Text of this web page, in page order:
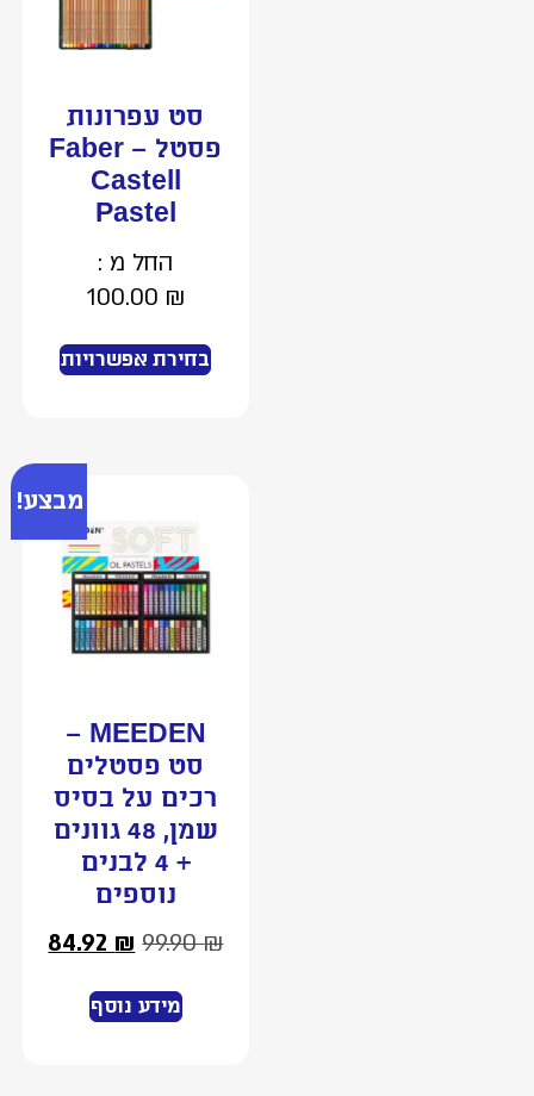
סט עפרונות
פסטל – Faber
Castell
Pastel
החל מ :
100.00₪
בחירת אפשרויות
מבצע!
MEEDEN –
סט פסטלים
רכים על בסיס
שמן, 48 גוונים
+ 4 לבנים
נוספים
99.90₪
84.92₪
מידע נוסף